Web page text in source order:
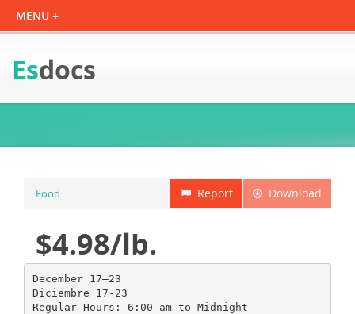
Esdocs
Download
Report
Food
$4.98/lb.
December 17–23
Diciembre 17-23
Regular Hours: 6:00 am to Midnight